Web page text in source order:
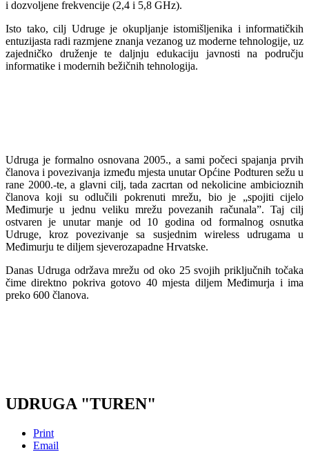
i dozvoljene frekvencije (2,4 i 5,8 GHz).
Isto tako, cilj Udruge je okupljanje istomišljenika i informatičkih
entuzijasta radi razmjene znanja vezanog uz moderne tehnologije, uz
zajedničko druženje te daljnju edukaciju javnosti na području
informatike i modernih bežičnih tehnologija.
Udruga je formalno osnovana 2005., a sami počeci spajanja prvih
članova i povezivanja između mjesta unutar Općine Podturen sežu u
rane 2000.-te, a glavni cilj, tada zacrtan od nekolicine ambicioznih
članova koji su odlučili pokrenuti mrežu, bio je „spojiti cijelo
Međimurje u jednu veliku mrežu povezanih računala”. Taj cilj
ostvaren je unutar manje od 10 godina od formalnog osnutka
Udruge, kroz povezivanje sa susjednim wireless udrugama u
Međimurju te diljem sjeverozapadne Hrvatske.
Danas Udruga održava mrežu od oko 25 svojih priključnih točaka
čime direktno pokriva gotovo 40 mjesta diljem Međimurja i ima
preko 600 članova.
UDRUGA "TUREN"
Print
Email